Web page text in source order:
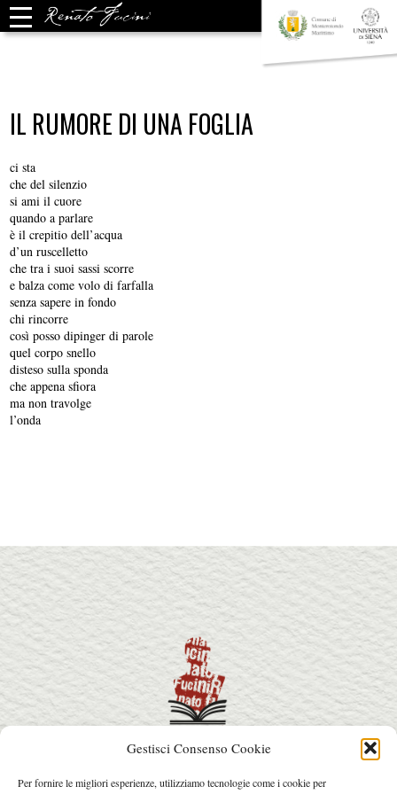
Gestisci Consenso Cookie
Per fornire le migliori esperienze, utilizziamo tecnologie come i cookie per
IL RUMORE DI UNA FOGLIA
ci sta
che del silenzio
si ami il cuore
quando a parlare
è il crepitio dell’acqua
d’un ruscelletto
che tra i suoi sassi scorre
e balza come volo di farfalla
senza sapere in fondo
chi rincorre
così posso dipinger di parole
quel corpo snello
disteso sulla sponda
che appena sfiora
ma non travolge
l’onda
info@premiorenatofucini.it